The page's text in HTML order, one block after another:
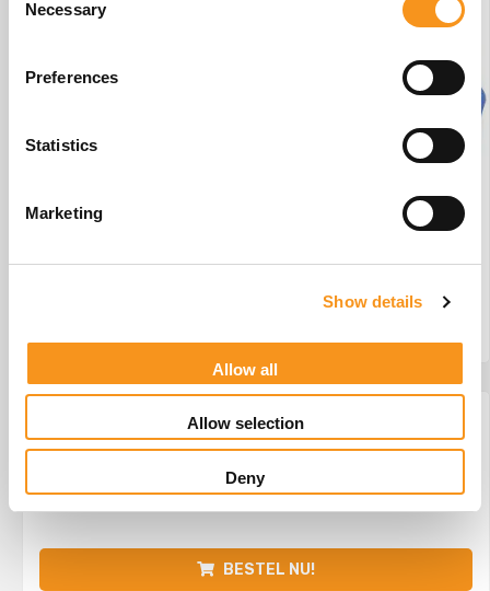
Selection
Necessary
Preferences
Statistics
Marketing
Show details
Allow all
Allow selection
Deny
€3.442,45
Merivaara 2 #23
€1.195,00
BESTEL NU!